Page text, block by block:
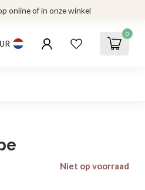
online of in onze winkel
0
Niet op voorraad